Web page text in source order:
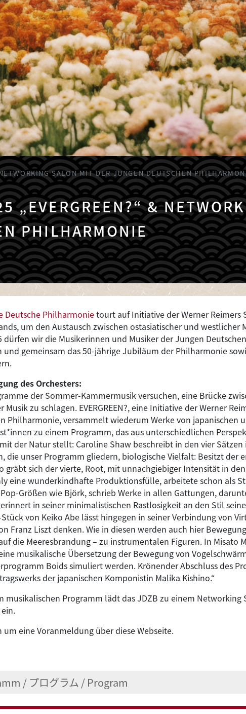
SALON MIT DER JUNGEN DEUTSCHEN
„EVERGREEN?“ &
PHILHARMONIE
Deutsche Philharmonietourt auf Initiative der Werner
um den Austausch zwischen ostasiatischer und westlicher
dürfen wir die Musikerinnen und Musiker der Jungen
und gemeinsam das 50-jährige Jubiläum der Philharmonie
des Orchesters:
der Sommer-Kammermusik versuchen, eine Brücke
Musik zu schlagen. EVERGREEN?, eine Initiative der Werner
Philharmonie, versammelt wiederum Werke von japanischen
zu einem Programm, das aus unterschiedlichen
der Natur stellt: Caroline Shaw beschreibt in den vier
die unser Programm gliedern, biologische Vielfalt: Besitzt der
gräbt sich der vierte, Root, mit unnachgiebiger Intensität in
eine wunderkindhafte Produktionsfülle, arbeitete schon als
Größen wie Björk, schrieb Werke in allen Gattungen,
in seiner minimalistischen Rastlosigkeit an den Stil
von Keiko Abe lässt hingegen in seiner Verbindung von
Franz Liszt denken. Wie in diesen werden auch hier
die Meeresbrandung – zu instrumentalen Figuren. In Misato
musikalische Übersetzung der Bewegung von
Boids simuliert werden. Krönender Abschluss des
der japanischen Komponistin Malika Kishino.“
musikalischen Programm lädt das JDZB zu einem
um eine Voranmeldung über diese Webseite.
/ プログラム / Program